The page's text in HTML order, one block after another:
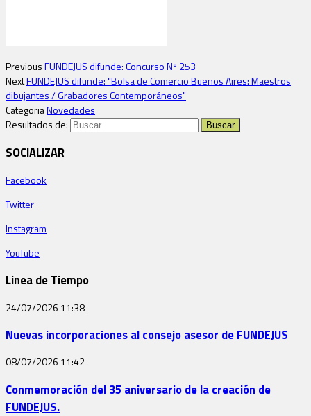
PreviousFUNDEJUS difunde: Concurso Nº 253
NextFUNDEJUS difunde: "Bolsa de Comercio Buenos Aires: Maestros
dibujantes / Grabadores Contemporáneos"
CategoriaNovedades
Resultados de:
SOCIALIZAR
Facebook
Twitter
Instagram
YouTube
Linea de Tiempo
24/07/2026 11:38
Nuevas incorporaciones al consejo asesor de FUNDEJUS
08/07/2026 11:42
Conmemoración del 35 aniversario de la creación de
FUNDEJUS.